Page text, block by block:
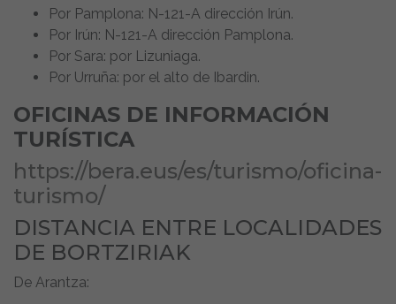
Por Pamplona: N-121-A dirección Irún.
Por Irún: N-121-A dirección Pamplona.
Por Sara: por Lizuniaga.
Por Urruña: por el alto de Ibardin.
OFICINAS DE INFORMACIÓN
TURÍSTICA
https://bera.eus/es/turismo/oficina-
turismo/
DISTANCIA ENTRE LOCALIDADES
DE BORTZIRIAK
De Arantza: